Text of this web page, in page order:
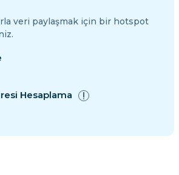
veri paylaşmak için bir hotspot
Hesaplama